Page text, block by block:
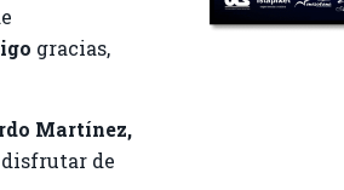
gracias,
Martínez,
de